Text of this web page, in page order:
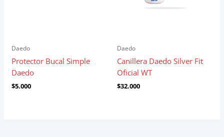
Daedo
Protector Bucal Simple
Daedo
$5.000
Daedo
Canillera Daedo Silver Fit
Oficial WT
$32.000